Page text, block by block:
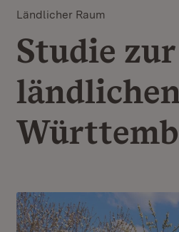
Ländlicher Raum
Studie